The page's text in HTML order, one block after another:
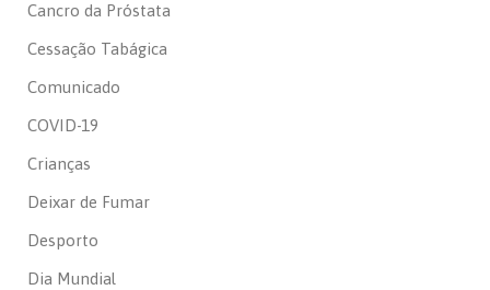
Cancro da Próstata
Cessação Tabágica
Comunicado
COVID-19
Crianças
Deixar de Fumar
Desporto
Dia Mundial